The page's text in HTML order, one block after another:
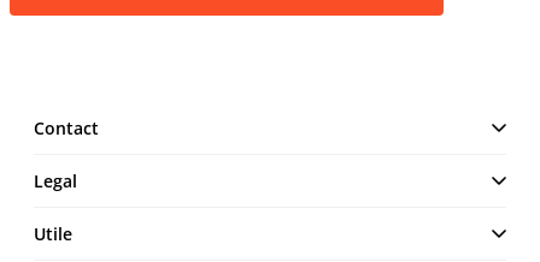
Contact
MAKE IT LOGIC SRL
Str. Lt. Aurel Botea, Nr. 4,
România
Legal
Termeni și Condiții
Utile